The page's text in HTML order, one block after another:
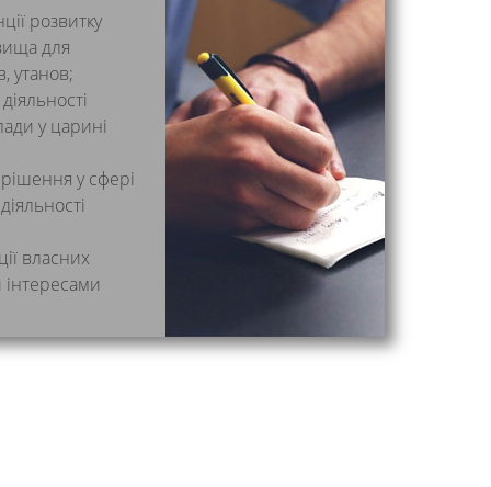
розвитку
для
утанов;
у царині
у сфері
власних